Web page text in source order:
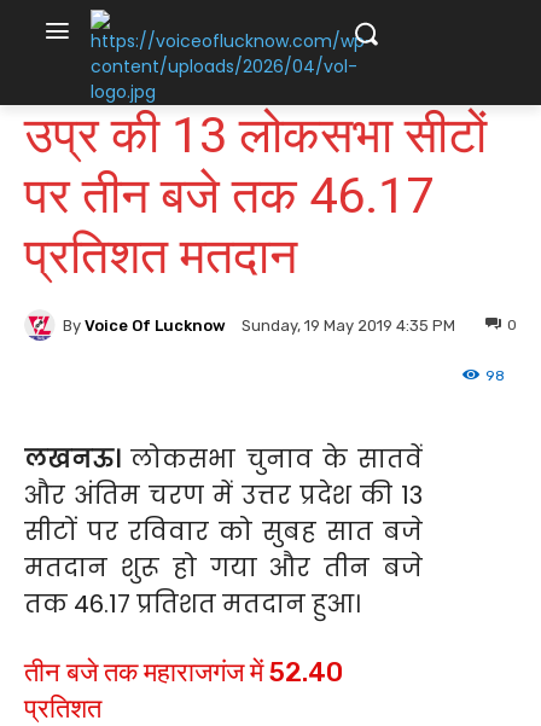
उप्र की 13 लोकसभा सीटों
पर तीन बजे तक 46.17
प्रतिशत मतदान
By Voice Of Lucknow Sunday, 19 May 2019 4:35 PM 0
98
लखनऊ। लोकसभा चुनाव के सातवें
और अंतिम चरण में उत्तर प्रदेश की 13
सीटों पर रविवार को सुबह सात बजे
मतदान शुरू हो गया और तीन बजे
तक 46.17 प्रतिशत मतदान हुआ।
तीन बजे तक महाराजगंज में 52.40
प्रतिशत